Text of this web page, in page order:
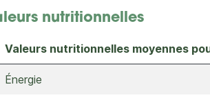
nutritionnelles
Valeurs nutritionnelles moyennes
Énergie